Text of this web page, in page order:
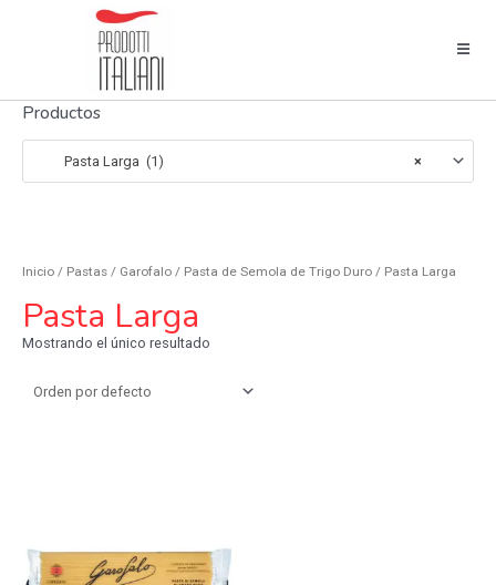
Productos
×
Pasta Larga (1)
Inicio / Pastas / Garofalo / Pasta de Semola de Trigo Duro / Pasta Larga
Pasta Larga
Mostrando el único resultado